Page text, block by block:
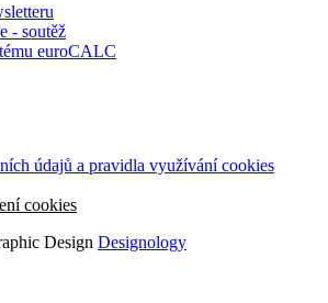
- soutěž
euroCALC
údajů a pravidla využívání cookies
cookies
Design Designology